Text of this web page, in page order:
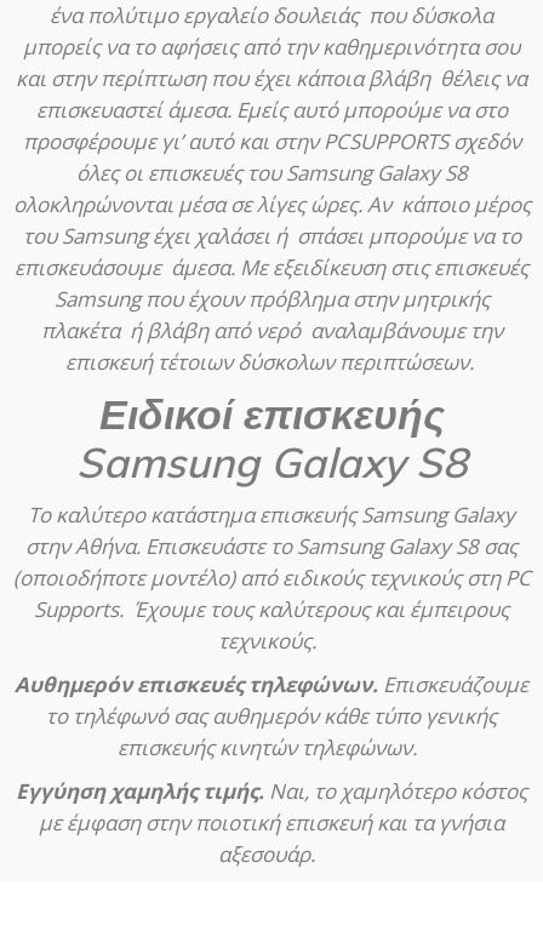
ένα πολύτιμο εργαλείο δουλειάς που δύσκολα
μπορείς να το αφήσεις από την καθημερινότητα σου
και στην περίπτωση που έχει κάποια βλάβη θέλεις να
επισκευαστεί άμεσα. Εμείς αυτό μπορούμε να στο
προσφέρουμε γι’ αυτό και στην PCSUPPORTS σχεδόν
όλες οι επισκευές του Samsung Galaxy S8
ολοκληρώνονται μέσα σε λίγες ώρες. Αν κάποιο μέρος
του Samsung έχει χαλάσει ή σπάσει μπορούμε να το
επισκευάσουμε άμεσα. Με εξειδίκευση στις επισκευές
Samsung που έχουν πρόβλημα στην μητρικής
πλακέτα ή βλάβη από νερό αναλαμβάνουμε την
επισκευή τέτοιων δύσκολων περιπτώσεων.
Ειδικοί επισκευής
Samsung Galaxy S8
Το καλύτερο κατάστημα επισκευής Samsung Galaxy
στην Αθήνα. Επισκευάστε το Samsung Galaxy S8 σας
(οποιοδήποτε μοντέλο) από ειδικούς τεχνικούς στη PC
Supports. Έχουμε τους καλύτερους και έμπειρους
τεχνικούς.
Αυθημερόν επισκευές τηλεφώνων. Επισκευάζουμε
το τηλέφωνό σας αυθημερόν κάθε τύπο γενικής
επισκευής κινητών τηλεφώνων.
Εγγύηση χαμηλής τιμής. Ναι, το χαμηλότερο κόστος
με έμφαση στην ποιοτική επισκευή και τα γνήσια
αξεσουάρ.